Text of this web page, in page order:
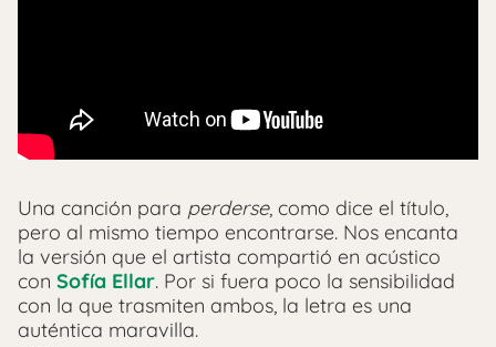
Una canción para perderse, como dice el título,
pero al mismo tiempo encontrarse. Nos encanta
la versión que el artista compartió en acústico
con Sofía Ellar. Por si fuera poco la sensibilidad
con la que trasmiten ambos, la letra es una
auténtica maravilla.